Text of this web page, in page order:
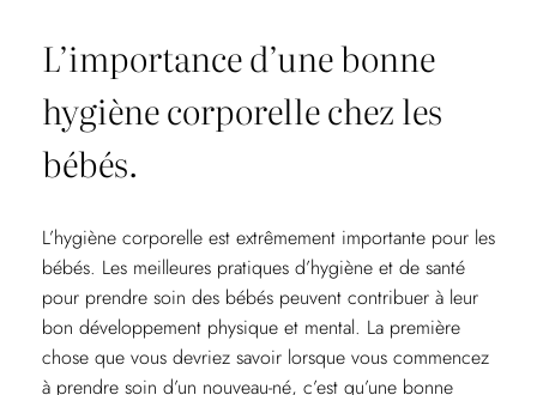
L’importance d’une bonne
hygiène corporelle chez les
bébés.
L’hygiène corporelle est extrêmement importante pour les
bébés. Les meilleures pratiques d’hygiène et de santé
pour prendre soin des bébés peuvent contribuer à leur
bon développement physique et mental. La première
chose que vous devriez savoir lorsque vous commencez
à prendre soin d’un nouveau-né, c’est qu’une bonne